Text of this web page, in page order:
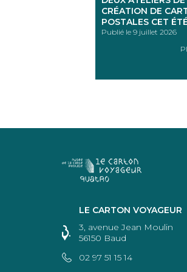
CRÉATION DE
POSTALES CET
Publié le 9 juillet 2026
LE CARTON VOYAGEUR
3, avenue Jean Moulin
56150 Baud
02 97 51 15 14